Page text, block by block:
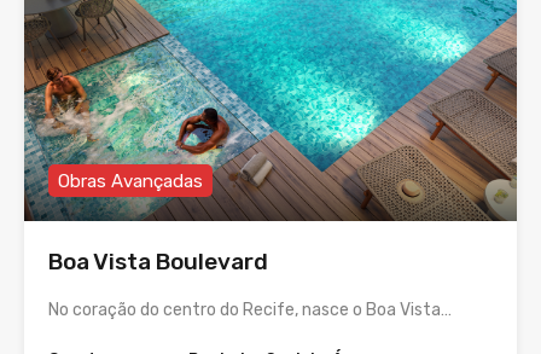
Obras Avançadas
Boa Vista Boulevard
No coração do centro do Recife, nasce o Boa Vista…